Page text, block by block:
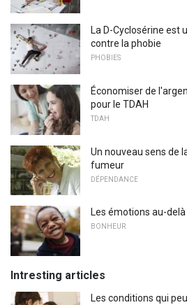
La D-Cyclosérine
contre la phobie
PHOBIES
Économiser de
pour le TDAH
TDAH
Un nouveau sens de
fumeur
DÉPENDANCE
Les émotions au-
BONHEUR
Intresting articles
Les conditions qui